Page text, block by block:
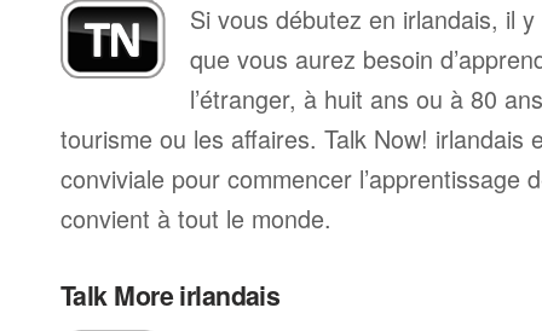
Si vous débutez en irlandais, il
que vous aurez besoin
l’étranger, à huit ans ou à 80
tourisme ou les affaires. Talk Now! irlandais
conviviale pour commencer l’apprentissage
convient à tout le monde.
Talk More irlandais